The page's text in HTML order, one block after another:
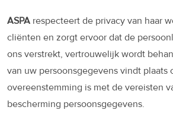
ASPA respecteert de privacy van haar
cliënten en zorgt ervoor dat de
ons verstrekt, vertrouwelijk wordt
van uw persoonsgegevens vindt plaats
overeenstemming is met de vereisten
bescherming persoonsgegevens.